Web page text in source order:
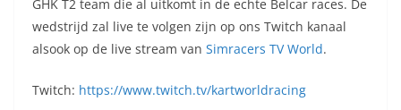
GHK T2 team die al uitkomt in de echte Belcar races. De
wedstrijd zal live te volgen zijn op ons Twitch kanaal
alsook op de live stream van Simracers TV World.
Twitch: https://www.twitch.tv/kartworldracing